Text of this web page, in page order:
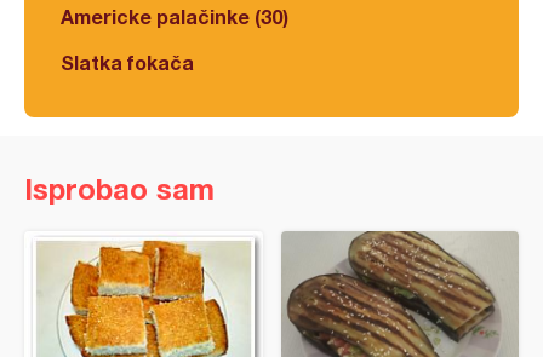
Americke palačinke (30)
Slatka fokača
Isprobao sam